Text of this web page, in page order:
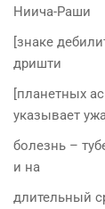
Ниича-Раши
[знаке
дришти
[планетных
указывает
болезнь –
и на
длительный